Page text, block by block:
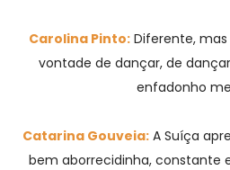
Carolina Pinto:Diferente, mas
vontade de dançar, de
enfadonho
Catarina Gouveia:A Suíça
bem aborrecidinha, constante